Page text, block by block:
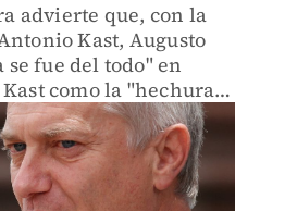
advierte que, con la
Kast, Augusto
fue del todo" en
como la "hechura
busca mantener
una "triste paradoja."